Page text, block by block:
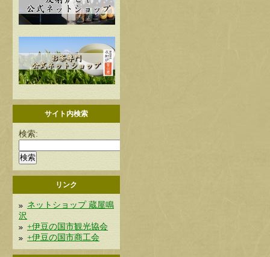
サイト内検索
検索:
リンク
ネットショップ 蔵屋鳴
沢
+伊豆の国市観光協会
+伊豆の国市商工会